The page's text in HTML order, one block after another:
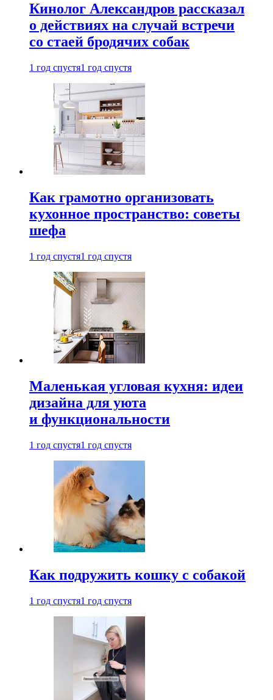
Кинолог Александров рассказал
о действиях на случай встречи
со стаей бродячих собак
1 год спустя1 год спустя
Как грамотно организовать
кухонное пространство: советы
шефа
1 год спустя1 год спустя
Маленькая угловая кухня: идеи
дизайна для уюта
и функциональности
1 год спустя1 год спустя
Как подружить кошку с собакой
1 год спустя1 год спустя